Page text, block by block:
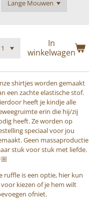
In
winkelwagen
shirtjes worden gemaakt
een zachte elastische stof.
heeft je kindje alle
erin die hij/zij
heeft. Ze worden op
speciaal voor jou
Geen massaproductie
stuk voor stuk met liefde.
ruffle is een optie, hier kun
voor kiezen of je hem wilt
ofniet.